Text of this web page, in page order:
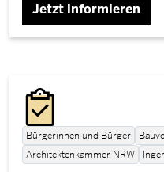
Jetzt informieren
Bürgerinnen und Bürger
Architektenkammer NRW